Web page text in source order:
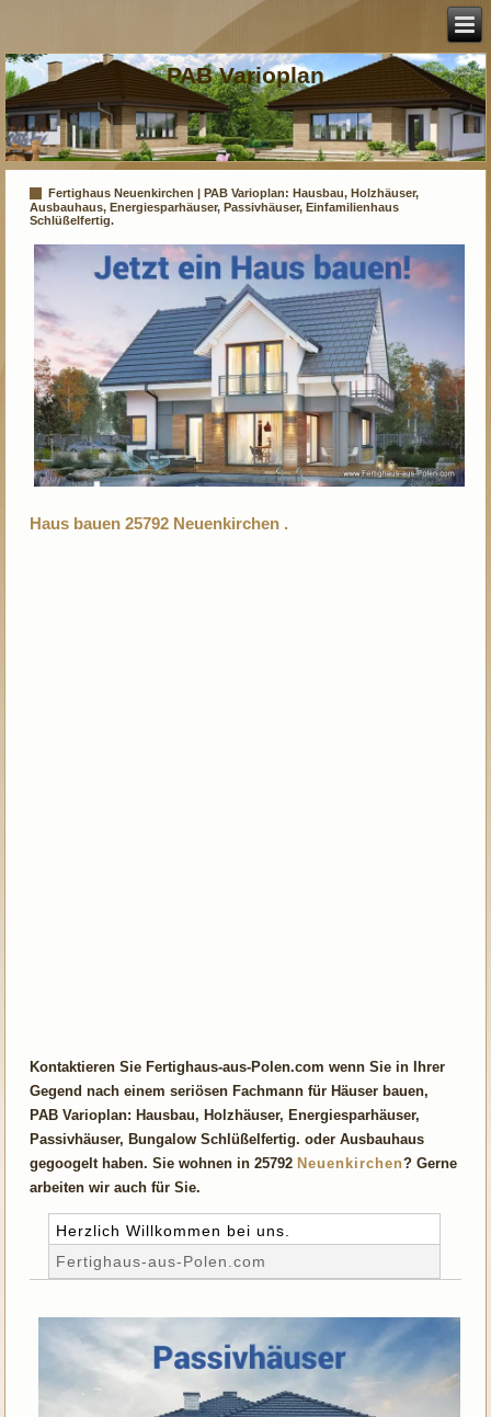
PAB Varioplan
Fertighaus Neuenkirchen | PAB Varioplan: Hausbau, Holzhäuser,
Ausbauhaus, Energiesparhäuser, Passivhäuser, Einfamilienhaus
Schlüßelfertig.
Haus bauen 25792 Neuenkirchen .
Kontaktieren Sie Fertighaus-aus-Polen.com wenn Sie in Ihrer
Gegend nach einem seriösen Fachmann für Häuser bauen,
PAB Varioplan: Hausbau, Holzhäuser, Energiesparhäuser,
Passivhäuser, Bungalow Schlüßelfertig. oder Ausbauhaus
gegoogelt haben. Sie wohnen in 25792 Neuenkirchen? Gerne
arbeiten wir auch für Sie.
Herzlich Willkommen bei uns.
Fertighaus-aus-Polen.com